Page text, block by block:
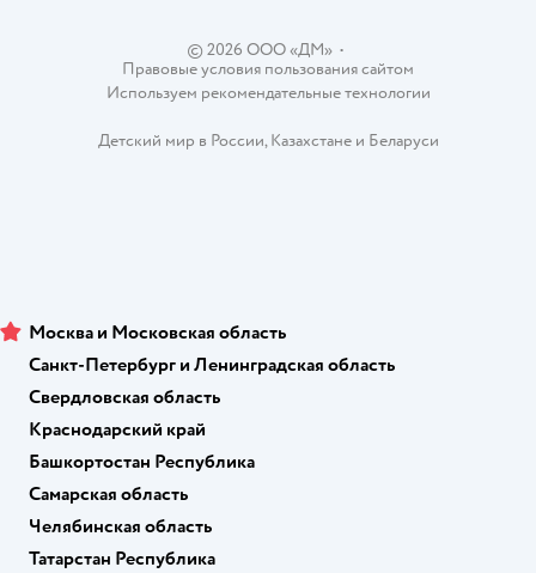
© 2026 ООО «ДМ»•
Правовые условия пользования сайтом
Используем рекомендательные технологии
Детский мир в России,Казахстанеи Беларуси
Москва и Московская область
Санкт-Петербург и Ленинградская область
Свердловская область
Краснодарский край
Башкортостан Республика
Самарская область
Челябинская область
Татарстан Республика